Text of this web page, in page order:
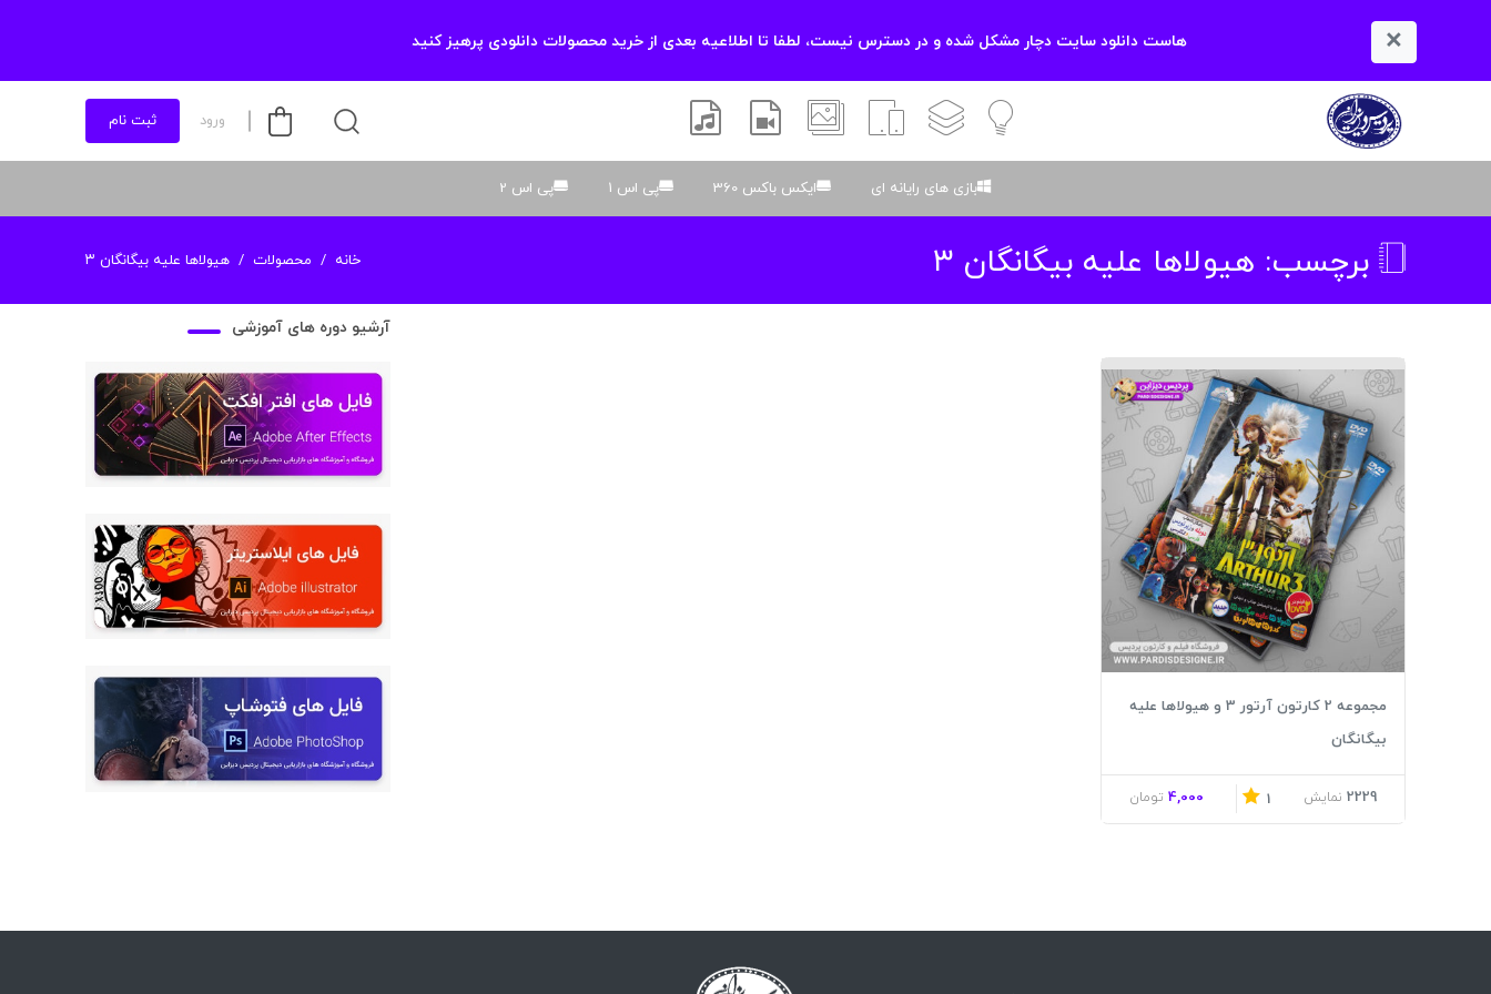
× هاست دانلود سایت دچار مشکل شده و در دسترس نیست، لطفا تا اطلاعیه بعدی از خرید محصولات دانلودی پرهیز کنید
آموزشیلایه باز اسکریپت والپیپر افتر افکتسموسیقی و صدا
ورود ثبت نام
بازی های رایانه ای ایکس باکس 360 پی اس 1 پی اس 2
برچسب: هیولاها علیه بیگانگان ۳ خانه محصولات هیولاها علیه بیگانگان ۳
مجموعه 2 کارتون آرتور 3 و هیولاها علیه
بیگانگان
2229 نمایش 1
4,000 تومان
آرشیو دوره های آموزشی